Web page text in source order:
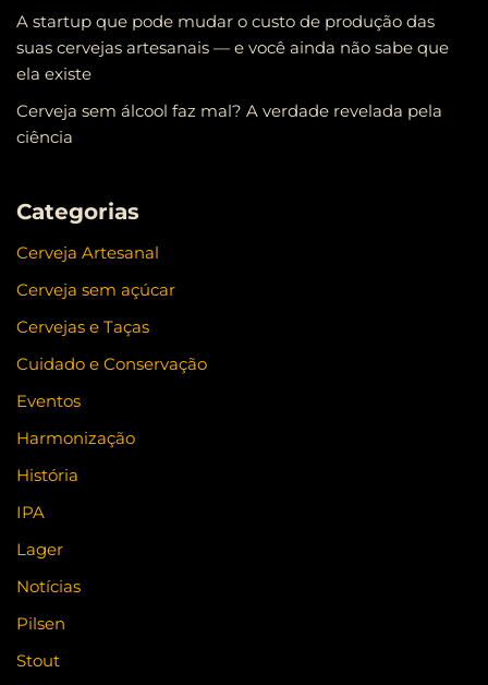
A startup que pode mudar o custo de produção das
suas cervejas artesanais — e você ainda não sabe que
ela existe
Cerveja sem álcool faz mal? A verdade revelada pela
ciência
Categorias
Cerveja Artesanal
Cerveja sem açúcar
Cervejas e Taças
Cuidado e Conservação
Eventos
Harmonização
História
IPA
Lager
Notícias
Pilsen
Stout